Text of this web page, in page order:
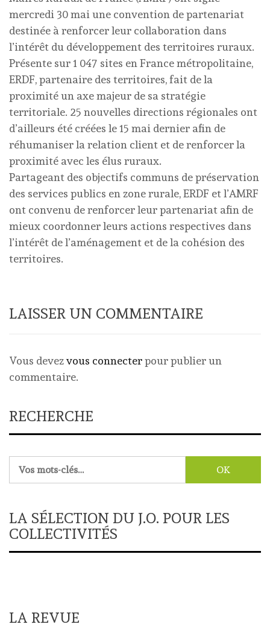
mercredi 30 mai une convention de partenariat
destinée à renforcer leur collaboration dans
l’intérêt du développement des territoires ruraux.
Présente sur 1 047 sites en France métropolitaine,
ERDF, partenaire des territoires, fait de la
proximité un axe majeur de sa stratégie
territoriale. 25 nouvelles directions régionales ont
d’ailleurs été créées le 15 mai dernier afin de
réhumaniser la relation client et de renforcer la
proximité avec les élus ruraux.
Partageant des objectifs communs de préservation
des services publics en zone rurale, ERDF et l’AMRF
ont convenu de renforcer leur partenariat afin de
mieux coordonner leurs actions respectives dans
l’intérêt de l’aménagement et de la cohésion des
territoires.
LAISSER UN COMMENTAIRE
Vous devezvous connecterpour publier un
commentaire.
RECHERCHE
LA SÉLECTION DU J.O. POUR LES
COLLECTIVITÉS
LA REVUE